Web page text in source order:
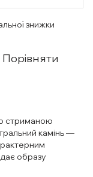
знижки
Порівняти
стриманою
камінь —
образу